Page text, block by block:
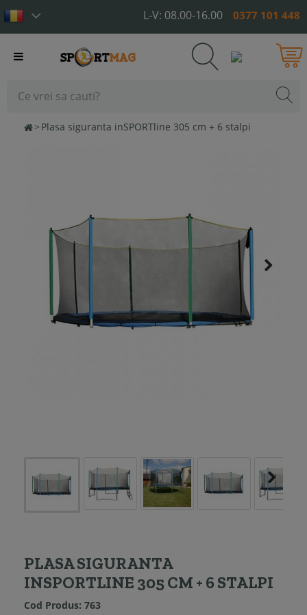
L-V: 08.00-16.00 0377 101 448
Toggle
> Plasa siguranta inSPORTline 305 cm + 6 stalpi
PLASA SIGURANTA
INSPORTLINE 305 CM + 6 STALPI
Cod Produs: 763